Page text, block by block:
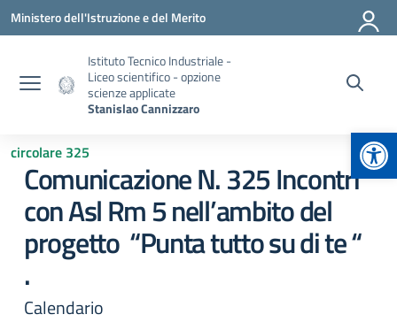
Vai ai contenuti
Vai al menu di navigazione
Vai al footer
Ministero dell'Istruzione e del Merito
Istituto Tecnico Industriale -
Liceo scientifico - opzione
scienze applicate
Stanislao Cannizzaro
circolare 325
Comunicazione N. 325 Incontri
con Asl Rm 5 nell’ambito del
progetto “Punta tutto su di te “
.
Calendario